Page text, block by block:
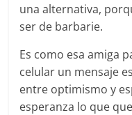
una alternativa,
ser de barbarie.
Es como esa amiga
celular un mensaje
entre optimismo y
esperanza lo que